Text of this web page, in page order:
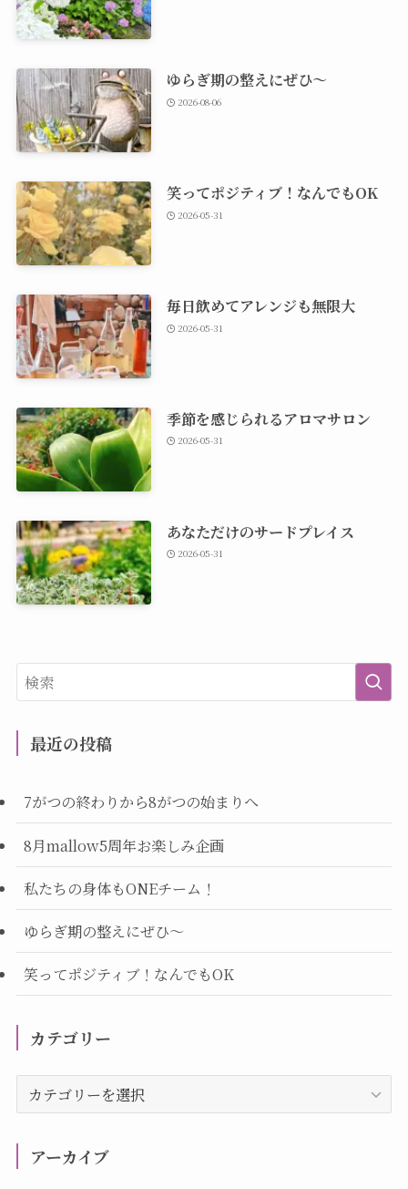
ゆらぎ期の整えにぜひ～
2026-08-06
笑ってポジティブ！なんでもOK
2026-05-31
毎日飲めてアレンジも無限大
2026-05-31
季節を感じられるアロマサロン
2026-05-31
あなただけのサードプレイス
2026-05-31
最近の投稿
7がつの終わりから8がつの始まりへ
8月mallow5周年お楽しみ企画
私たちの身体もONEチーム！
ゆらぎ期の整えにぜひ～
笑ってポジティブ！なんでもOK
カテゴリー
テ
ー
アーカイブ